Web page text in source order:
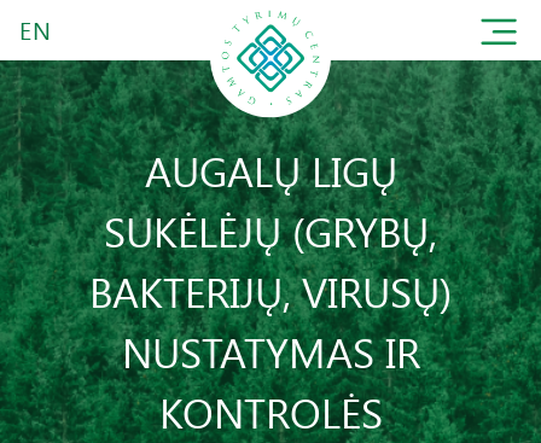
EN
AUGALŲ LIGŲ
SUKĖLĖJŲ (GRYBŲ,
BAKTERIJŲ, VIRUSŲ)
NUSTATYMAS IR
KONTROLĖS